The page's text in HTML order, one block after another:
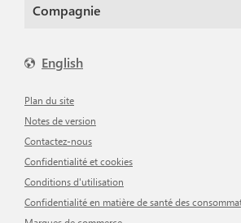
Compagnie
English
Plan du site
Notes de version
Contactez-nous
Confidentialité et cookies
Conditions d'utilisation
Confidentialité en matière de santé des